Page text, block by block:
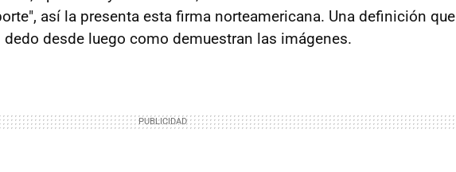
así la presenta esta firma norteamericana. Una definición que
desde luego como demuestran las imágenes.